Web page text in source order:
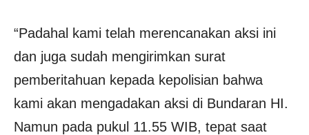
“Padahal kami telah merencanakan aksi ini
dan juga sudah mengirimkan surat
pemberitahuan kepada kepolisian bahwa
kami akan mengadakan aksi di Bundaran HI.
Namun pada pukul 11.55 WIB, tepat saat